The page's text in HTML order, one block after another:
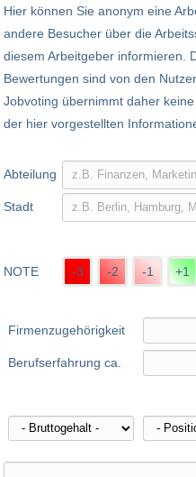
Hier können Sie anonym eine
andere Besucher über die
diesem Arbeitgeber informieren.
Bewertungen sind von den
Jobvoting übernimmt daher
der hier vorgestellten
Abteilung
Stadt
NOTE -3 -2 -1 +1
Firmenzugehörigkeit
Berufserfahrung ca.